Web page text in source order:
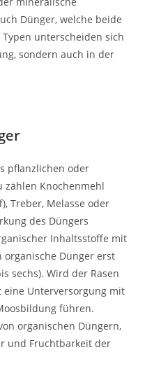
Dünger, welche beide
unterscheiden sich
sondern auch in der
pflanzlichen oder
zählen Knochenmehl
Treber, Melasse oder
des Düngers
Inhaltsstoffe mit
organische Dünger erst
sechs). Wird der Rasen
Unterversorgung mit
führen.
organischen Düngern,
und Fruchtbarkeit der